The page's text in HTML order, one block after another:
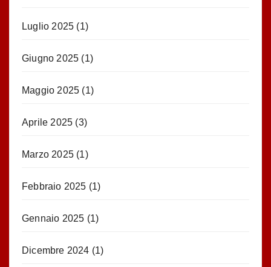
Luglio 2025 (1)
Giugno 2025 (1)
Maggio 2025 (1)
Aprile 2025 (3)
Marzo 2025 (1)
Febbraio 2025 (1)
Gennaio 2025 (1)
Dicembre 2024 (1)